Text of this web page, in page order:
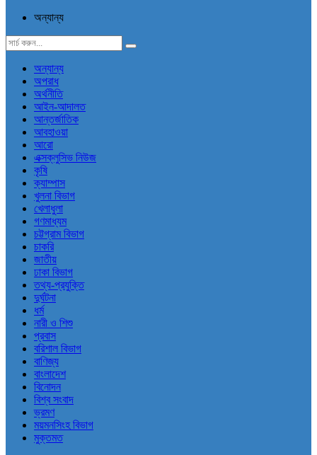
অন্যান্য
অন্যান্য
অপরাধ
অর্থনীতি
আইন-আদালত
আন্তর্জাতিক
আবহাওয়া
আরো
এক্সক্লুসিভ নিউজ
কৃষি
ক্যাম্পাস
খুলনা বিভাগ
খেলাধুলা
গণমাধ্যম
চট্টগ্রাম বিভাগ
চাকরি
জাতীয়
ঢাকা বিভাগ
তথ্য-প্রযুক্তি
দুর্ঘটনা
ধর্ম
নারী ও শিশু
প্রবাস
বরিশাল বিভাগ
বাণিজ্য
বাংলাদেশ
বিনোদন
বিশ্ব সংবাদ
ভ্রমণ
ময়মনসিংহ বিভাগ
মুক্তমত